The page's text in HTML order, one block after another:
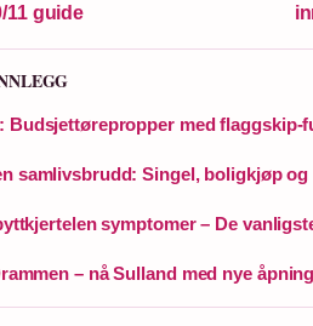
11 guide
Budsjettørepropper med flaggskip-
samlivsbrudd: Singel, boligkjøp
symptomer – De
– nå Sulland med nye